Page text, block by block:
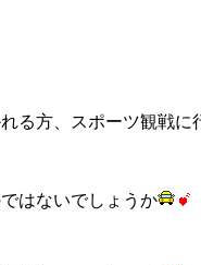
る方、スポーツ観戦
はないでしょうか